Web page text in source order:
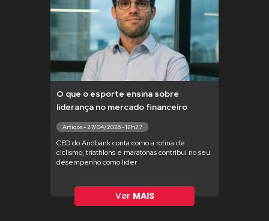
O que o esporte ensina sobre
liderança no mercado financeiro
Artigos - 27/04/2026 - 12h27
CEO do Andbank conta como a rotina de
ciclismo, triathlons e maratonas contribui no seu
desempenho como líder
Ver MAIS